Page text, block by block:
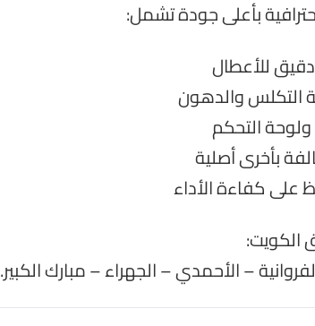
بأعلى جودة تشمل:
للأعطال
التكلس والدهون
التحكم
بأخرى أصلية
على كفاءة الأداء
الكويت:
– الأحمدي – الجهراء – مبارك الكبير.